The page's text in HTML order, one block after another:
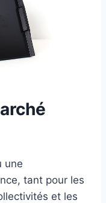
une
tant pour les
et les